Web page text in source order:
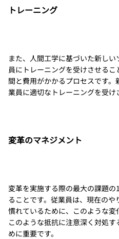
トレーニング
また、人間工学に基づいた新し
員にトレーニングを受けさせる
間と費用がかかるプロセスです
業員に適切なトレーニングを受け
変革のマネジメント
変革を実施する際の最大の課題
ることです。従業員は、現在の
慣れているために、このような変
このような抵抗に注意深く対処
めに重要です。